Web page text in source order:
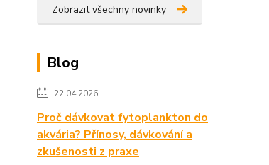
Zobrazit všechny novinky
Blog
22.04.2026
Proč dávkovat fytoplankton do
akvária? Přínosy, dávkování a
zkušenosti z praxe